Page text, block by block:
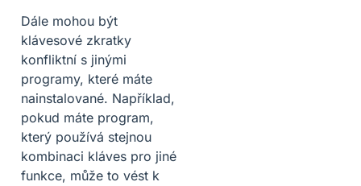
Dále mohou být
klávesové zkratky
konfliktní s jinými
programy, které máte
nainstalované. Například,
pokud máte program,
který používá stejnou
kombinaci kláves pro jiné
funkce, může to vést k